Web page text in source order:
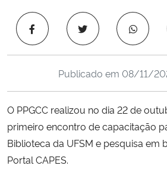
Ministério da Cidadania
Ministério da Saúde
Ministério de Minas e Energia
Ministério da Ciência, Tecnologia, Inovações e
Ministério do Meio Ambiente
Publicado em 08/11/
O PPGCC realizou no dia 22 de
primeiro encontro de capacitação
Biblioteca da UFSM e pesquisa em
Portal CAPES.